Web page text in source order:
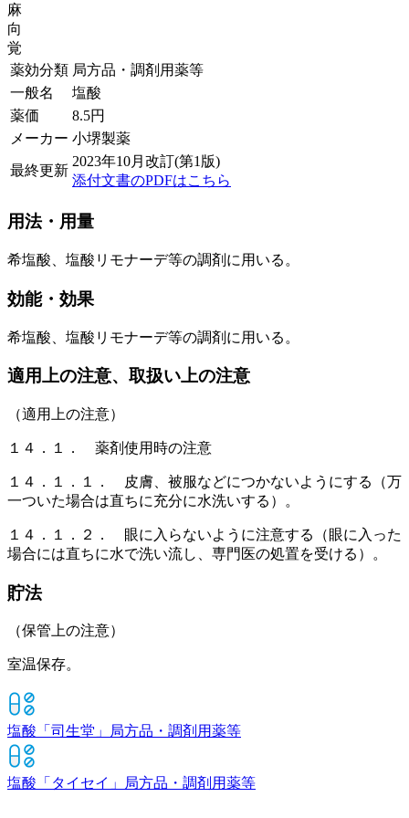
麻
向
覚
薬効分類 局方品・調剤用薬等
一般名
塩酸
薬価
8.5円
メーカー 小堺製薬
最終更新
2023年10月改訂(第1版)
添付文書のPDFはこちら
用法・用量
希塩酸、塩酸リモナーデ等の調剤に用いる。
効能・効果
希塩酸、塩酸リモナーデ等の調剤に用いる。
適用上の注意、取扱い上の注意
（適用上の注意）
１４．１． 薬剤使用時の注意
１４．１．１． 皮膚、被服などにつかないようにする（万
一ついた場合は直ちに充分に水洗いする）。
１４．１．２． 眼に入らないように注意する（眼に入った
場合には直ちに水で洗い流し、専門医の処置を受ける）。
貯法
（保管上の注意）
室温保存。
塩酸「司生堂」 局方品・調剤用薬等
塩酸「タイセイ」 局方品・調剤用薬等